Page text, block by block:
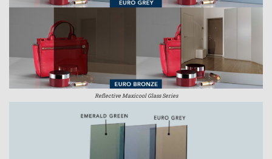
Reflective Maxicool Glass Series